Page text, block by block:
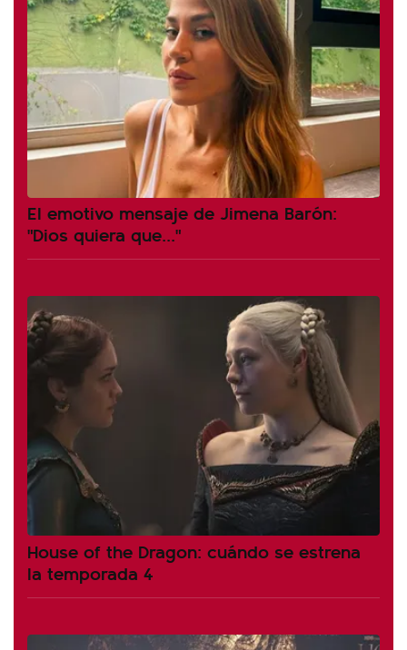
El emotivo mensaje de Jimena Barón:
"Dios quiera que..."
House of the Dragon: cuándo se estrena
la temporada 4